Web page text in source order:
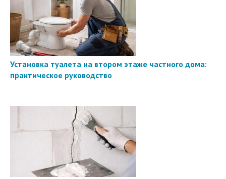
Установка туалета на втором этаже частного дома:
практическое руководство